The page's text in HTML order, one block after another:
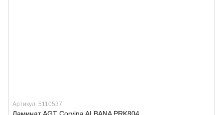
Артикул: 5110537
Ламинат AGT Corvina ALBANA PRK804